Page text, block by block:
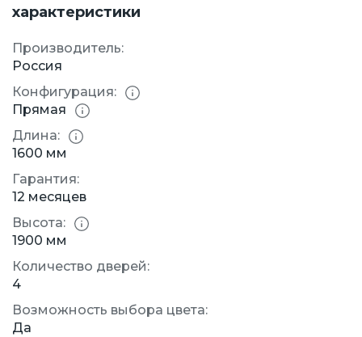
характеристики
Производитель:
Россия
Конфигурация:
Прямая
Длина:
1600 мм
Гарантия:
12 месяцев
Высота:
1900 мм
Количество дверей:
4
Возможность выбора цвета:
Да